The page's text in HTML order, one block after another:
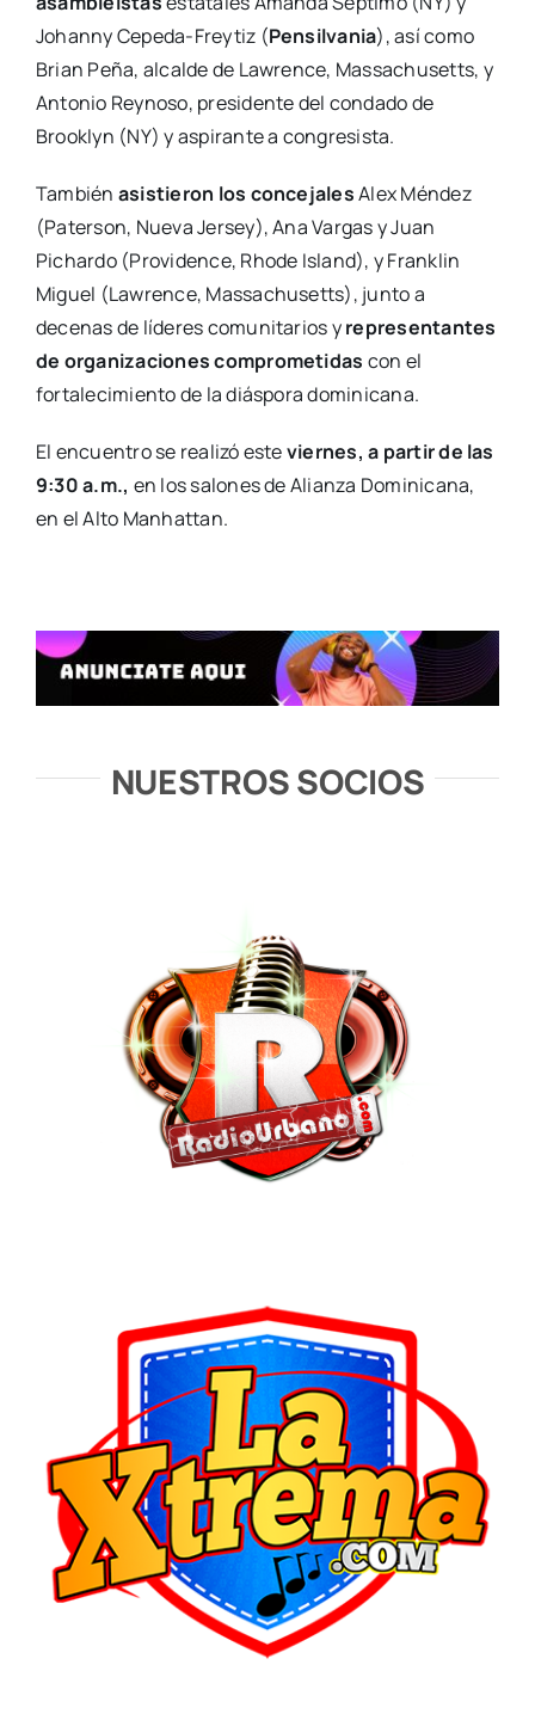
Johanny Cepeda-Freytiz (Pensilvania), así como
Brian Peña, alcalde de Lawrence, Massachusetts, y
Antonio Reynoso, presidente del condado de
Brooklyn (NY) y aspirante a congresista.
También asistieron los concejalesAlex Méndez
(Paterson, Nueva Jersey), Ana Vargas y Juan
Pichardo (Providence, Rhode Island), y Franklin
Miguel (Lawrence, Massachusetts), junto a
decenas de líderes comunitarios yrepresentantes
de organizaciones comprometidas con el
fortalecimiento de la diáspora dominicana.
El encuentro se realizó esteviernes, a partir de las
9:30 a.m., en los salones de Alianza Dominicana,
en el Alto Manhattan.
NUESTROS SOCIOS